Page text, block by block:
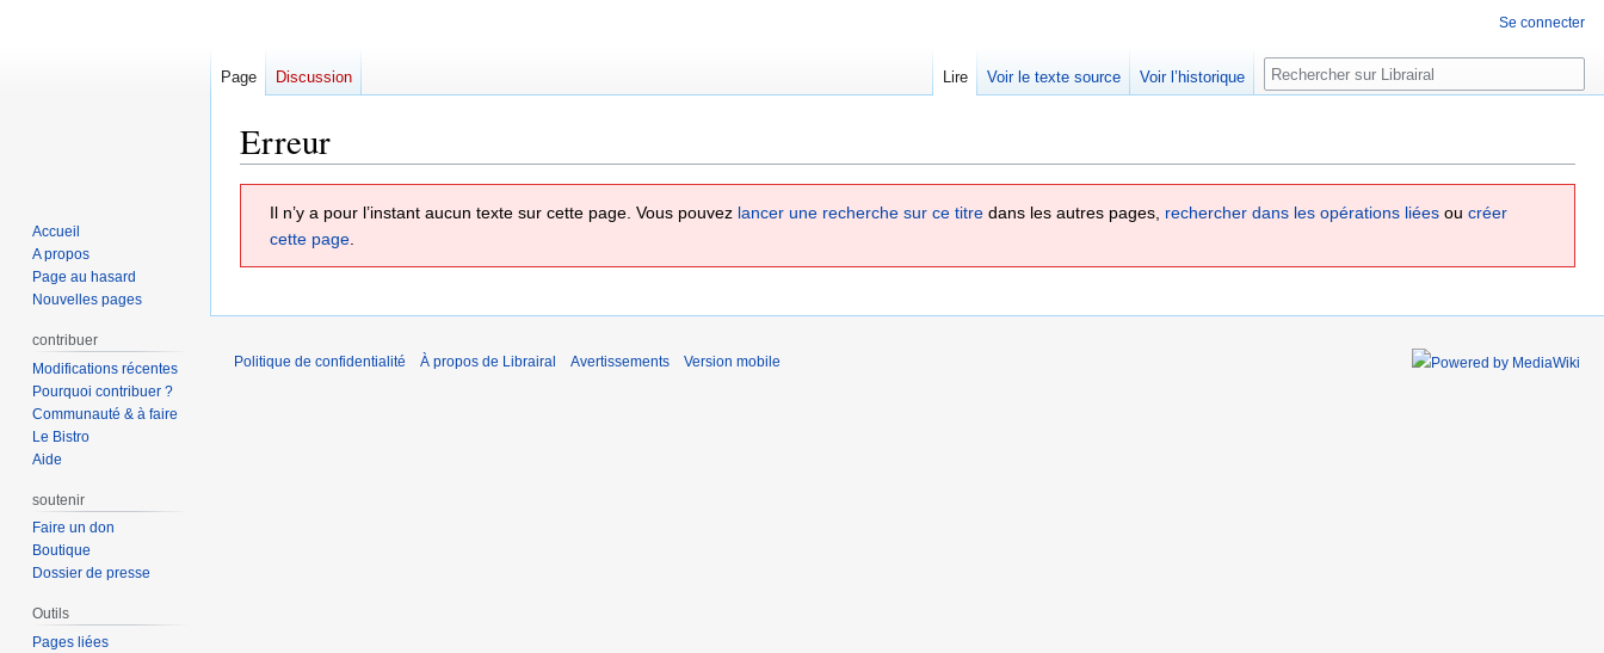
Erreur
Il n’y a pour l’instant aucun texte sur cette page. Vous pouvez lancer une recherche sur ce titre dans les autres pages, rechercher dans les opérations liées ou créer
cette page.
Se connecter
Page Discussion Lire Voir le texte source Voir l’historique Rechercher
Accueil
A propos
Page au hasard
Nouvelles pages
contribuer
Modifications récentes
Pourquoi contribuer ?
Communauté & à faire
Le Bistro
Aide
soutenir
Faire un don
Boutique
Dossier de presse
Outils
Pages liées
Politique de confidentialité À propos de Librairal Avertissements Version mobile